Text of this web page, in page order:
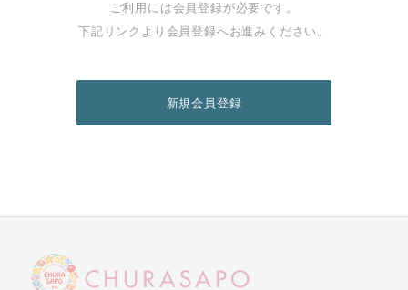
ご利用には会員登録が必要です。
下記リンクより会員登録へお進みください。
新規会員登録